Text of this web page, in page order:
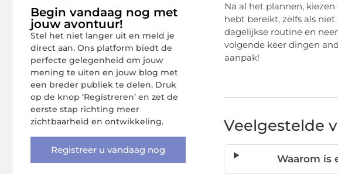
Begin vandaag nog met
jouw avontuur!
Stel het niet langer uit en meld je
direct aan. Ons platform biedt de
perfecte gelegenheid om jouw
mening te uiten en jouw blog met
een breder publiek te delen. Druk
op de knop ‘Registreren’ en zet de
eerste stap richting meer
zichtbaarheid en ontwikkeling.
Registreer u vandaag nog
Na al het plannen,
hebt bereikt, zelfs als
dagelijkse routine en
volgende keer dingen
aanpak!
Veelgestelde
Waarom is